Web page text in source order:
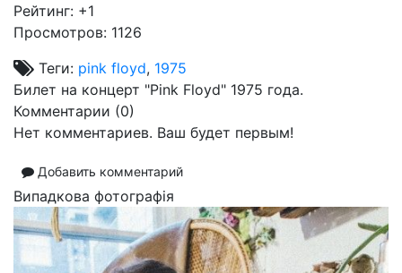
Рейтинг: +1
Просмотров: 1126
Теги: pink floyd, 1975
Билет на концерт "Pink Floyd" 1975 года.
Комментарии (0)
Нет комментариев. Ваш будет первым!
Добавить комментарий
Випадкова фотографія